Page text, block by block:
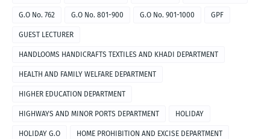
G.O No. 762 G.O No. 801-900 G.O No. 901-1000 GPF
GUEST LECTURER
HANDLOOMS HANDICRAFTS TEXTILES AND KHADI DEPARTMENT
HEALTH AND FAMILY WELFARE DEPARTMENT
HIGHER EDUCATION DEPARTMENT
HIGHWAYS AND MINOR PORTS DEPARTMENT HOLIDAY
HOLIDAY G.O HOME PROHIBITION AND EXCISE DEPARTMENT